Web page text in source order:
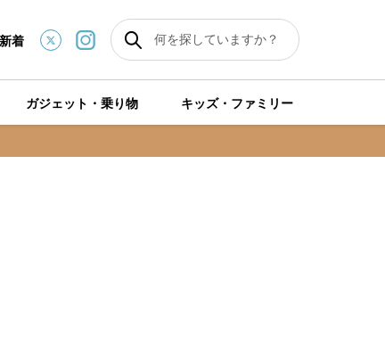
新着
ガジェット・乗り物 キッズ・ファミリー